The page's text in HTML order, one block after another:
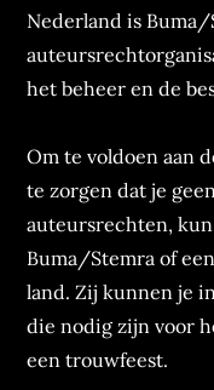
Nederland is Buma/
het beheer en de
Om te voldoen aan
te zorgen dat je
auteursrechten,
Buma/Stemra of
land. Zij kunnen je
die nodig zijn voor
een trouwfeest.